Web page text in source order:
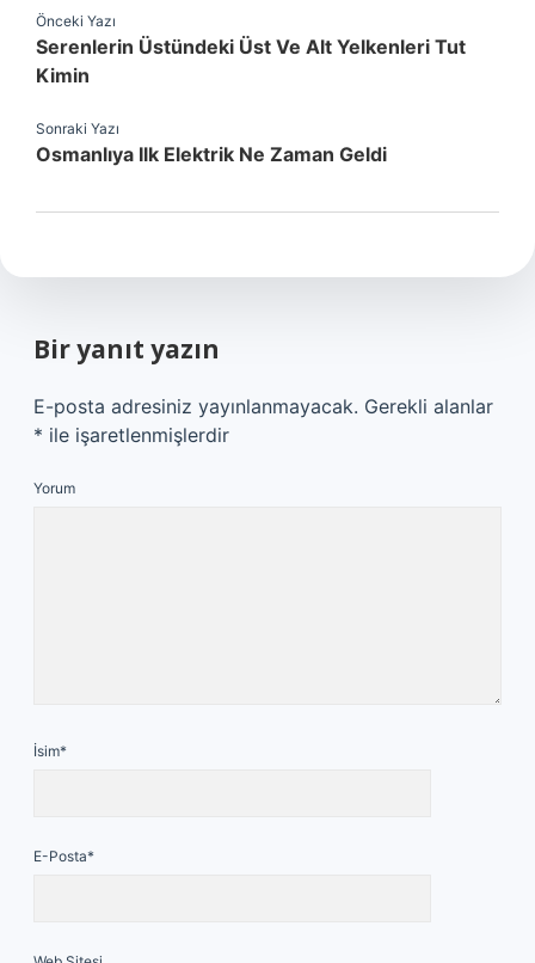
Önceki Yazı
Serenlerin Üstündeki Üst Ve Alt Yelkenleri Tut
Kimin
Sonraki Yazı
Osmanlıya Ilk Elektrik Ne Zaman Geldi
Bir yanıt yazın
E-posta adresiniz yayınlanmayacak. Gerekli alanlar
* ile işaretlenmişlerdir
Yorum
İsim*
E-Posta*